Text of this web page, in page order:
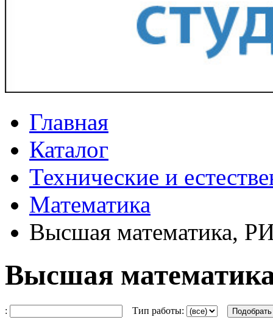
Главная
Каталог
Технические и
Математика
Высшая математика,
Высшая
: Тип работы: